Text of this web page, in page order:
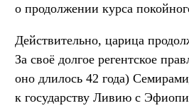
о продолжении курса
Действительно, царица
За своё долгое регентское
оно длилось 42 года)
к государству Ливию с